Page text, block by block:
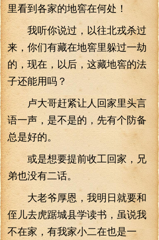
里看到各家的地窖在何处！
我听你说过，以往北戎杀过
来，你们有藏在地窖里躲过一劫
的，现在，以后，这藏地窖的法
子还能用吗？
卢大哥赶紧让人回家里头言
语一声，是不是的，先有个防备
总是好的。
或是想要提前收工回家，兄
弟也没有二话。
大老爷厚恩，我明日就要和
侄儿去虎踞城县学读书，虽说我
不在家，有我家小二在也是一